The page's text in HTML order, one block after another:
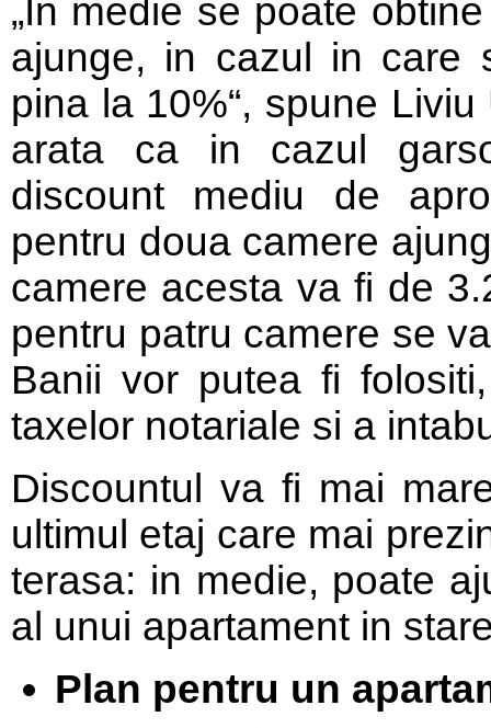
„In medie se poate
ajunge, in cazul in care
pina la 10%“, spune
arata ca in cazul
discount mediu de
pentru doua camere
camere acesta va fi de
pentru patru camere se
Banii vor putea fi
taxelor notariale si a
Discountul va fi mai
ultimul etaj care mai
terasa: in medie, poate
al unui apartament in
Plan pentru un